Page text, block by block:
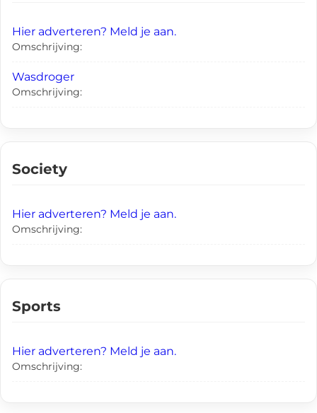
Hier adverteren? Meld je aan.
Omschrijving:
Wasdroger
Omschrijving:
Society
Hier adverteren? Meld je aan.
Omschrijving:
Sports
Hier adverteren? Meld je aan.
Omschrijving: